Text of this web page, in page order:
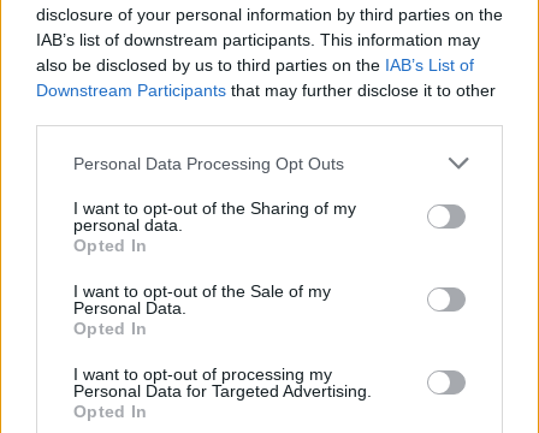
disclosure of your personal information by third parties on the
IAB’s list of downstream participants. This information may
also be disclosed by us to third parties on the IAB’s List of
Downstream Participants that may further disclose it to other
Personal Data Processing Opt Outs
I want to opt-out of the Sharing of my
personal data.
Opted In
I want to opt-out of the Sale of my
Personal Data.
Opted In
I want to opt-out of processing my
Personal Data for Targeted Advertising.
Opted In